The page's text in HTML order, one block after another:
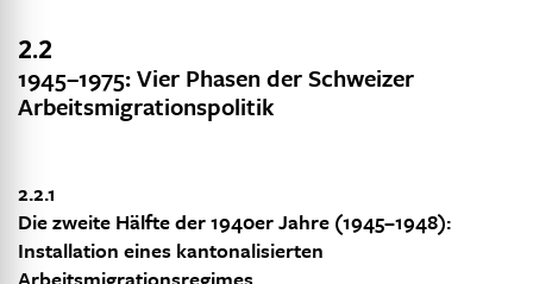
2.2
1945–1975: Vier Phasen der Schweizer
Arbeitsmigrationspolitik
2.2.1
Die zweite Hälfte der 1940er Jahre (1945–1948):
Installation eines kantonalisierten